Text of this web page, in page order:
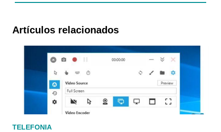
Artículos relacionados
TELEFONIA